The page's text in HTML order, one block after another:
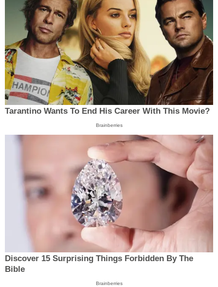
Tarantino Wants To End His Career With This Movie?
Brainberries
Discover 15 Surprising Things Forbidden By The
Bible
Brainberries